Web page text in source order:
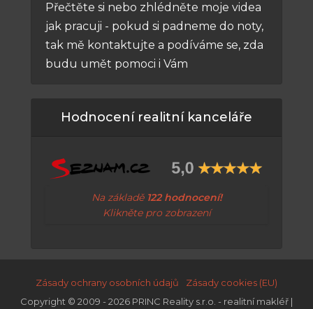
Přečtěte si nebo zhlédněte moje videa
jak pracuji - pokud si padneme do noty,
tak mě kontaktujte a podíváme se, zda
budu umět pomoci i Vám
Hodnocení realitní kanceláře
Na základě 122 hodnocení!
Klikněte pro zobrazení
Zásady ochrany osobních údajů
Zásady cookies (EU)
Copyright © 2009 - 2026 PRINC Reality s.r.o. - realitní makléř |